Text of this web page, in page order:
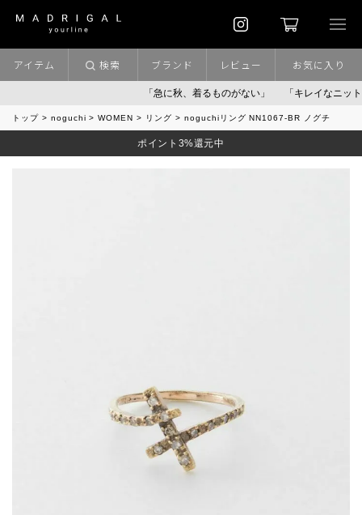
「急に秋、着るものがない」 「キレイなニット」 ポ
アイテム 検索 ブランド レビュー お気に入り
トップ noguchi WOMEN リング noguchiリング NN1067-BR ノグチ
ポイント3%還元中